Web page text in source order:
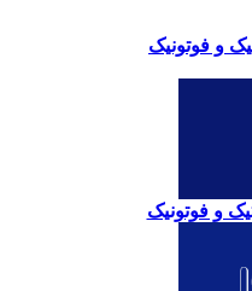
و فوتونیک
و فوتونیک